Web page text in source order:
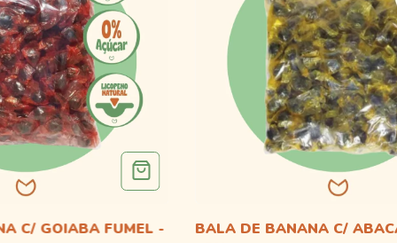
C/ GOIABA FUMEL -
BALA DE BANANA C/